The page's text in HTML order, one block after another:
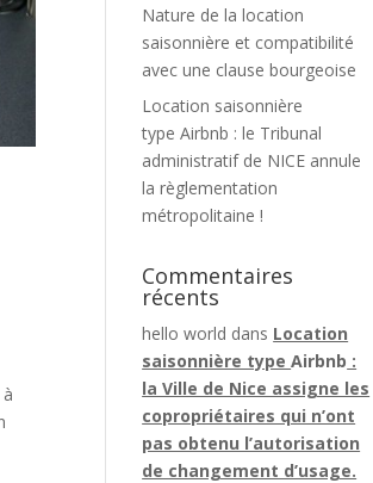
Nature de la location
saisonnière et compatibilité
avec une clause bourgeoise
Location saisonnière
type Airbnb : le Tribunal
administratif de NICE annule
la règlementation
métropolitaine !
Commentaires
récents
hello world dans Location
saisonnière typeAirbnb :
la Ville de Nice assigne les
copropriétaires qui n’ont
pas obtenu l’autorisation
de changement d’usage.